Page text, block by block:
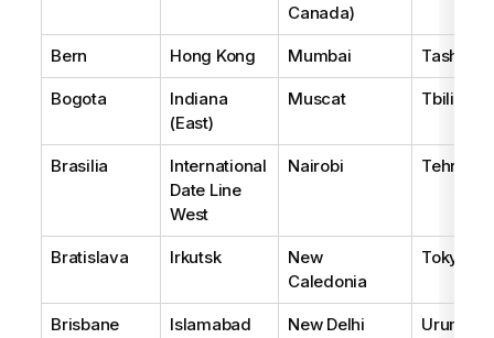
Canada)
Bern Hong Kong Mumbai Tashkent
Bogota
Indiana
(East)
Muscat Tbilisi
Brasilia
International
Date Line
West
Nairobi Tehran
Bratislava Irkutsk
New
Caledonia
Tokyo
Brisbane Islamabad New Delhi Urumqi